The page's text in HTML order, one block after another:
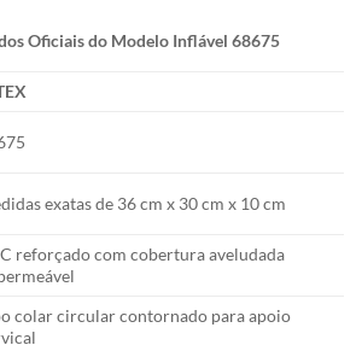
Oficiais do Modelo Inflável 68675
exatas de 36 cm x 30 cm x 10 cm
reforçado com cobertura aveludada
colar circular contornado para apoio